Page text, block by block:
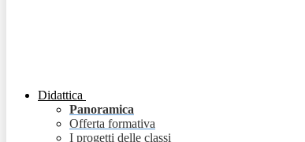
Didattica
Panoramica
Offerta formativa
I progetti delle classi